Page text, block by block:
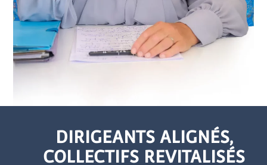
DIRIGEANTS ALIGNÉS,
COLLECTIFS REVITALISÉS